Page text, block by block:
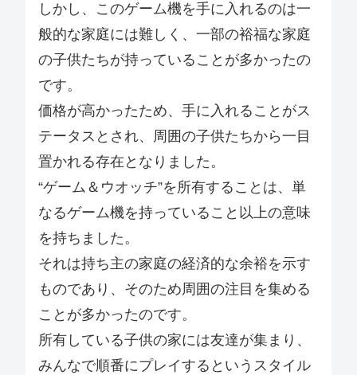
しかし、このゲーム機を手に入れるのは一
般的な家庭には難しく、一部の裕福な家庭
の子供たちが持っていることが多かったの
です。
価格が高かったため、手に入れることがス
テータスとされ、周囲の子供たちから一目
置かれる存在となりました。
“ゲーム＆ウオッチ”を所有することは、単
なるゲーム機を持っていること以上の意味
を持ちました。
それは持ち主の家庭の経済的な余裕を示す
ものであり、そのため周囲の注目を集める
ことが多かったのです。
所有している子供の家には友達が集まり、
みんなで順番にプレイするというスタイル